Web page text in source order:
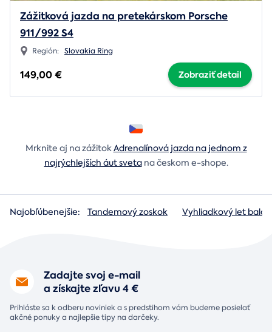
Zážitková jazda na pretekárskom Porsche
911/992 S4
Región: Slovakia Ring
149,00 € Zobraziť detail
Mrknite aj na zážitokAdrenalínová jazda na jednom z
najrýchlejších áut svetana českom e-shope.
Najobľúbenejšie: Tandemový zoskok Vyhliadkový let
Zadajte svoj e-mail
a získajte zľavu 4 €
Prihláste sa k odberu noviniek a s predstihom vám budeme posielať
akčné ponuky a najlepšie tipy na darčeky.